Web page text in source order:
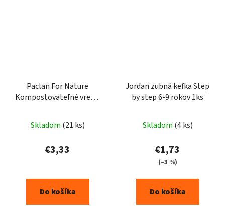
Paclan For Nature
Kompostovateľné vrecia
Skladom (21 ks)
€3,33
Do košíka
Jordan zubná kefka Step
by step 6-9 rokov 1ks
Skladom (4 ks)
€1,73
(–3 %)
Do košíka